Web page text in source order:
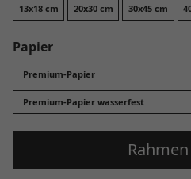
13x18 cm 20x30 cm 30x45 cm
Papier
Premium-Papier
Premium-Papier wasserfest